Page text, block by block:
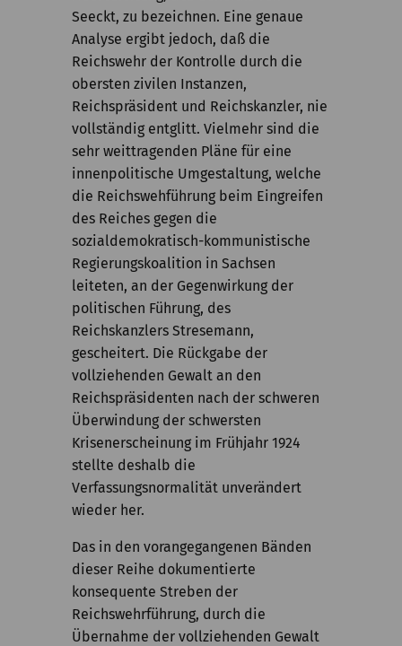
Seeckt, zu bezeichnen. Eine genaue
Analyse ergibt jedoch, daß die
Reichswehr der Kontrolle durch die
obersten zivilen Instanzen,
Reichspräsident und Reichskanzler, nie
vollständig entglitt. Vielmehr sind die
sehr weittragenden Pläne für eine
innenpolitische Umgestaltung, welche
die Reichswehführung beim Eingreifen
des Reiches gegen die
sozialdemokratisch-kommunistische
Regierungskoalition in Sachsen
leiteten, an der Gegenwirkung der
politischen Führung, des
Reichskanzlers Stresemann,
gescheitert. Die Rückgabe der
vollziehenden Gewalt an den
Reichspräsidenten nach der schweren
Überwindung der schwersten
Krisenerscheinung im Frühjahr 1924
stellte deshalb die
Verfassungsnormalität unverändert
wieder her.
Das in den vorangegangenen Bänden
dieser Reihe dokumentierte
konsequente Streben der
Reichswehrführung, durch die
Übernahme der vollziehenden Gewalt